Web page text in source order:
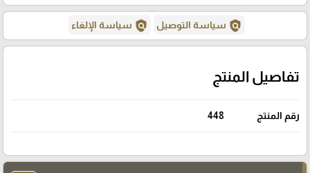
policy سياسة التوصيل policy سياسة الإلغاء
تفاصيل المنتج
رقم المنتج 448